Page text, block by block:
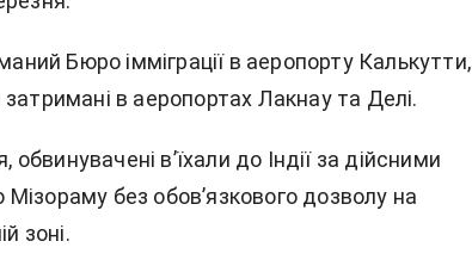
Бюро імміграції в аеропорту Калькутти,
затримані в аеропортах Лакнау та Делі.
в’їхали до Індії за дійсними
без обов’язкового дозволу на
зоні.